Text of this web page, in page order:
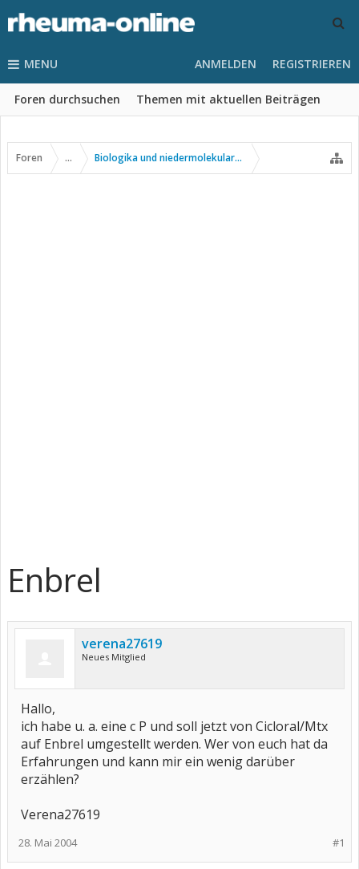
MENU
Foren durchsuchen Themen mit aktuellen Beiträgen
ANMELDEN REGISTRIEREN
Foren ... Biologika und niedermolekulare Wirkstoffe
Enbrel
verena27619
Neues Mitglied
Hallo,
ich habe u. a. eine c P und soll jetzt von Cicloral/Mtx
auf Enbrel umgestellt werden. Wer von euch hat da
Erfahrungen und kann mir ein wenig darüber
erzählen?
Verena27619
#1
28. Mai 2004